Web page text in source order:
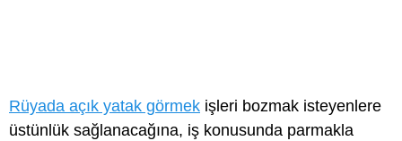
Rüyada açık yatak görmek işleri bozmak isteyenlere
üstünlük sağlanacağına, iş konusunda parmakla